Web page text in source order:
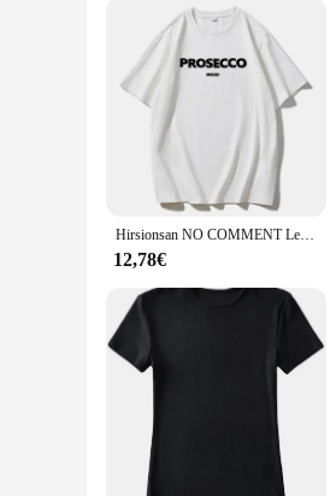
Hirsionsan NO COMMENT Letter Graphic Printed T Shirt donna Summer Oversize abbigliamento femminile elegante O collo Cotton Lady Tops Y2k
12,78€